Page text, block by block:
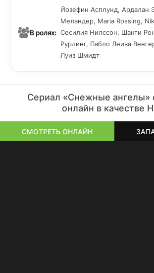
В ролях:
Йозефин Асплунд, Ардалан
Меландер, Maria Rossing,
Сесилия Нилссон, Шанти
Рурлинг, Пабло Леива
Луиз Шмидт
Сериал «Снежные ангелы»
онлайн в качестве
СМОТРЕТЬ ОНЛАЙН